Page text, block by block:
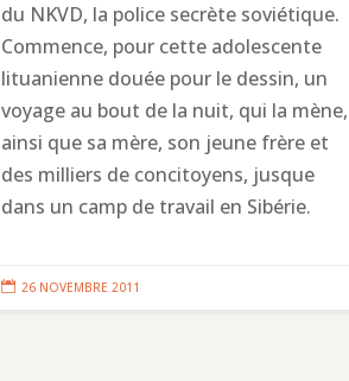
du NKVD, la police secrète soviétique.
Commence, pour cette adolescente
lituanienne douée pour le dessin, un
voyage au bout de la nuit, qui la mène,
ainsi que sa mère, son jeune frère et
des milliers de concitoyens, jusque
dans un camp de travail en Sibérie.
 26 NOVEMBRE 2011